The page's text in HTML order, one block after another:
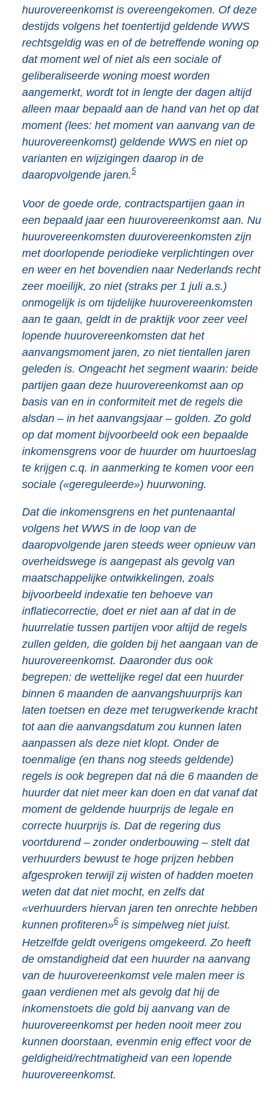
huurovereenkomst is overeengekomen. Of deze
destijds volgens het toentertijd geldende WWS
rechtsgeldig was en of de betreffende woning op
dat moment wel of niet als een sociale of
geliberaliseerde woning moest worden
aangemerkt, wordt tot in lengte der dagen altijd
alleen maar bepaald aan de hand van het op dat
moment (lees: het moment van aanvang van de
huurovereenkomst) geldende WWS en niet op
varianten en wijzigingen daarop in de
daaropvolgende jaren.5
Voor de goede orde, contractspartijen gaan in
een bepaald jaar een huurovereenkomst aan. Nu
huurovereenkomsten duurovereenkomsten zijn
met doorlopende periodieke verplichtingen over
en weer en het bovendien naar Nederlands recht
zeer moeilijk, zo niet (straks per 1 juli a.s.)
onmogelijk is om tijdelijke huurovereenkomsten
aan te gaan, geldt in de praktijk voor zeer veel
lopende huurovereenkomsten dat het
aanvangsmoment jaren, zo niet tientallen jaren
geleden is. Ongeacht het segment waarin: beide
partijen gaan deze huurovereenkomst aan op
basis van en in conformiteit met de regels die
alsdan – in het aanvangsjaar – golden. Zo gold
op dat moment bijvoorbeeld ook een bepaalde
inkomensgrens voor de huurder om huurtoeslag
te krijgen c.q. in aanmerking te komen voor een
sociale («gereguleerde») huurwoning.
Dat die inkomensgrens en het puntenaantal
volgens het WWS in de loop van de
daaropvolgende jaren steeds weer opnieuw van
overheidswege is aangepast als gevolg van
maatschappelijke ontwikkelingen, zoals
bijvoorbeeld indexatie ten behoeve van
inflatiecorrectie, doet er niet aan af dat in de
huurrelatie tussen partijen voor altijd de regels
zullen gelden, die golden bij het aangaan van de
huurovereenkomst. Daaronder dus ook
begrepen: de wettelijke regel dat een huurder
binnen 6 maanden de aanvangshuurprijs kan
laten toetsen en deze met terugwerkende kracht
tot aan die aanvangsdatum zou kunnen laten
aanpassen als deze niet klopt. Onder de
toenmalige (en thans nog steeds geldende)
regels is ook begrepen dat ná die 6 maanden de
huurder dat niet meer kan doen en dat vanaf dat
moment de geldende huurprijs de legale en
correcte huurprijs is. Dat de regering dus
voortdurend – zonder onderbouwing – stelt dat
verhuurders bewust te hoge prijzen hebben
afgesproken terwijl zij wisten of hadden moeten
weten dat dat niet mocht, en zelfs dat
«verhuurders hiervan jaren ten onrechte hebben
kunnen profiteren»6 is simpelweg niet juist.
Hetzelfde geldt overigens omgekeerd. Zo heeft
de omstandigheid dat een huurder na aanvang
van de huurovereenkomst vele malen meer is
gaan verdienen met als gevolg dat hij de
inkomenstoets die gold bij aanvang van de
huurovereenkomst per heden nooit meer zou
kunnen doorstaan, evenmin enig effect voor de
geldigheid/rechtmatigheid van een lopende
huurovereenkomst.